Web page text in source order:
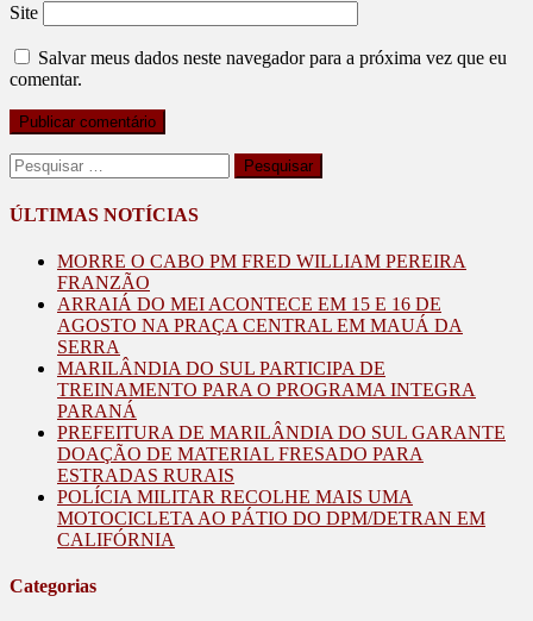
Site
Salvar meus dados neste navegador para a próxima vez que eu
comentar.
Pesquisar
por:
ÚLTIMAS NOTÍCIAS
MORRE O CABO PM FRED WILLIAM PEREIRA
FRANZÃO
ARRAIÁ DO MEI ACONTECE EM 15 E 16 DE
AGOSTO NA PRAÇA CENTRAL EM MAUÁ DA
SERRA
MARILÂNDIA DO SUL PARTICIPA DE
TREINAMENTO PARA O PROGRAMA INTEGRA
PARANÁ
PREFEITURA DE MARILÂNDIA DO SUL GARANTE
DOAÇÃO DE MATERIAL FRESADO PARA
ESTRADAS RURAIS
POLÍCIA MILITAR RECOLHE MAIS UMA
MOTOCICLETA AO PÁTIO DO DPM/DETRAN EM
CALIFÓRNIA
Categorias